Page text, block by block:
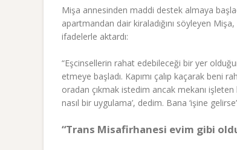
Mişa annesinden maddi destek almaya
apartmandan dair kiraladığını söyleyen
ifadelerle aktardı:
“Eşcinsellerin rahat edebileceği bir yer
etmeye başladı. Kapımı çalıp kaçarak beni
oradan çıkmak istedim ancak mekanı
nasıl bir uygulama’, dedim. Bana ‘işine
“Trans Misafirhanesi evim gibi